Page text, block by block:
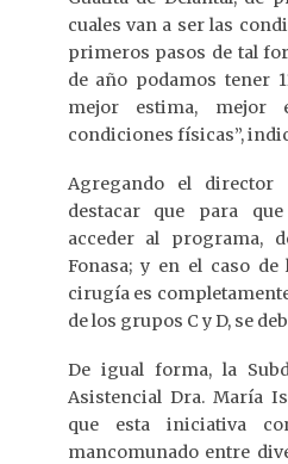
cuales van a ser las
primeros pasos de tal
de año podamos tener
mejor estima, mejor
condiciones físicas”,
Agregando el director
destacar que para
acceder al programa,
Fonasa; y en el caso
cirugía es
de los grupos C y D, se
De igual forma, la
Asistencial Dra. María
que esta iniciativa
mancomunado entre